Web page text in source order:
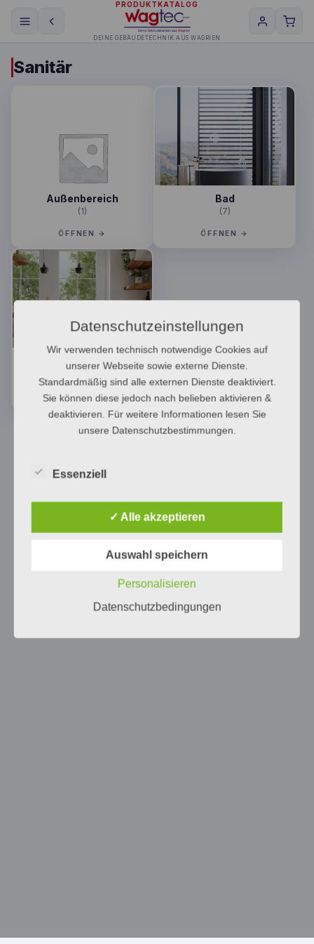
PRODUKTKATALOG
DEINE GEBÄUDETECHNIK AUS WAGRIEN
Sanitär
Außenbereich
(1)
Bad
(7)
(4)
Datenschutzeinstellungen
Wir verwenden technisch notwendige Cookies auf
unserer Webseite sowie externe Dienste.
Standardmäßig sind alle externen Dienste deaktiviert.
Sie können diese jedoch nach belieben aktivieren &
deaktivieren. Für weitere Informationen lesen Sie
unsere Datenschutzbestimmungen.
Essenziell
✓ Alle akzeptieren
Auswahl speichern
Personalisieren
Datenschutzbedingungen